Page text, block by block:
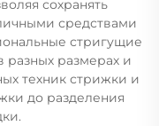
сохранять
средствами
стригущие
разных размерах и
техник стрижки и
до разделения